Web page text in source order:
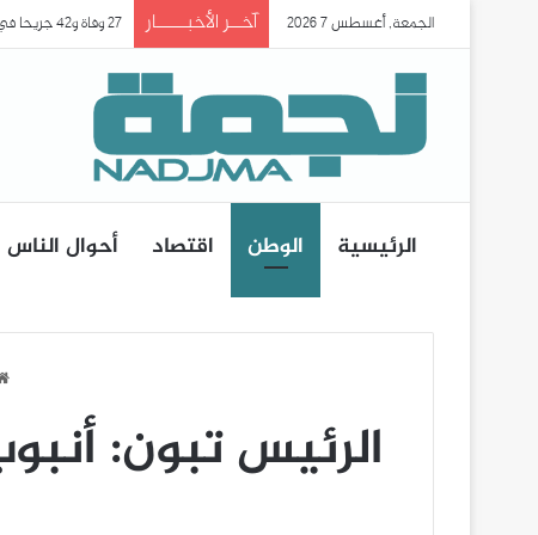
الجمعة, أغسطس 7 2026 آخــر الأخبـــــار 27 وفاة و42 جريحا في حادث انقلاب حافلة ببومرداس..
الرئيسية الوطن اقتصاد أحوال الناس
الرئيس تبون: